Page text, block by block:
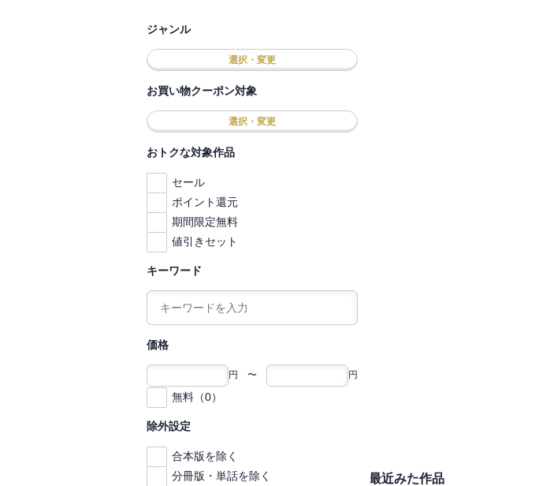
ジャンル
選択・変更
お買い物クーポン対象
選択・変更
おトクな対象作品
セール
ポイント還元
期間限定無料
値引きセット
キーワード
価格
円 〜 円
無料（0）
除外設定
合本版を除く
分冊版・単話を除く
最近みた作品